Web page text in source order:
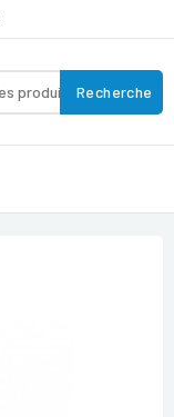
Recherche